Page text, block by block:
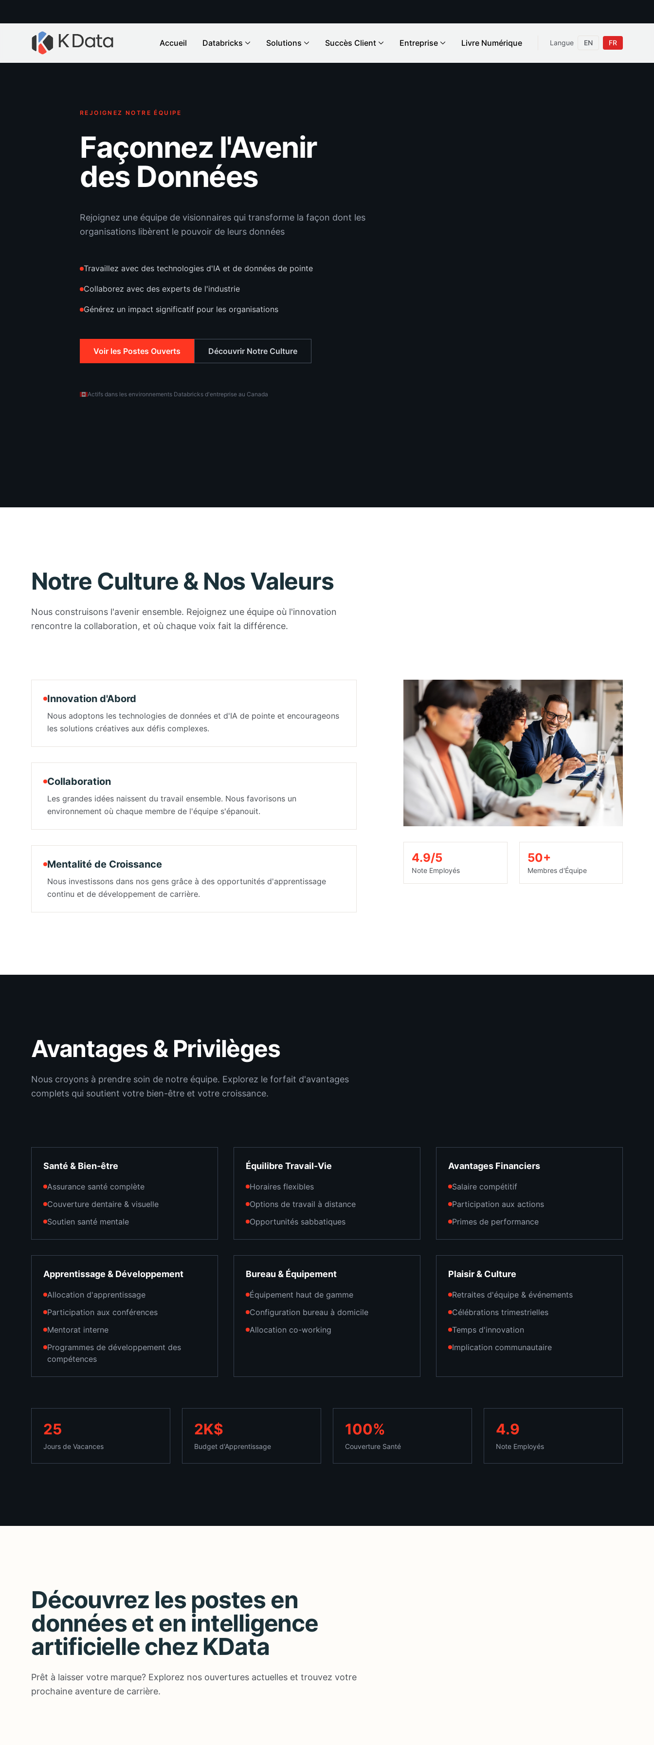
Accueil Databricks Solutions Succès Client Entreprise Livre Numérique Langue EN FR
REJOIGNEZ NOTRE ÉQUIPE
Façonnez l'Avenir
des Données
Rejoignez une équipe de visionnaires qui transforme la façon dont les
organisations libèrent le pouvoir de leurs données
Travaillez avec des technologies d'IA et de données de pointe
Collaborez avec des experts de l'industrie
Générez un impact significatif pour les organisations
Voir les Postes Ouverts Découvrir Notre Culture
Actifs dans les environnements Databricks d'entreprise au Canada
Notre Culture & Nos Valeurs
Nous construisons l'avenir ensemble. Rejoignez une équipe où l'innovation
rencontre la collaboration, et où chaque voix fait la différence.
Innovation d'Abord
Nous adoptons les technologies de données et d'IA de pointe et encourageons
les solutions créatives aux défis complexes.
Collaboration
Les grandes idées naissent du travail ensemble. Nous favorisons un
environnement où chaque membre de l'équipe s'épanouit.
Mentalité de Croissance
Nous investissons dans nos gens grâce à des opportunités d'apprentissage
continu et de développement de carrière.
4.9/5
Note Employés
50+
Membres d'Équipe
Avantages & Privilèges
Nous croyons à prendre soin de notre équipe. Explorez le forfait d'avantages
complets qui soutient votre bien-être et votre croissance.
Santé & Bien-être
Assurance santé complète
Couverture dentaire & visuelle
Soutien santé mentale
Équilibre Travail-Vie
Horaires flexibles
Options de travail à distance
Opportunités sabbatiques
Avantages Financiers
Salaire compétitif
Participation aux actions
Primes de performance
Apprentissage & Développement
Allocation d'apprentissage
Participation aux conférences
Mentorat interne
Programmes de développement des
compétences
Bureau & Équipement
Équipement haut de gamme
Configuration bureau à domicile
Allocation co-working
Plaisir & Culture
Retraites d'équipe & événements
Célébrations trimestrielles
Temps d'innovation
Implication communautaire
25
Jours de Vacances
2K$
Budget d'Apprentissage
100%
Couverture Santé
4.9
Note Employés
Découvrez les postes en
données et en intelligence
artificielle chez KData
Prêt à laisser votre marque? Explorez nos ouvertures actuelles et trouvez votre
prochaine aventure de carrière.